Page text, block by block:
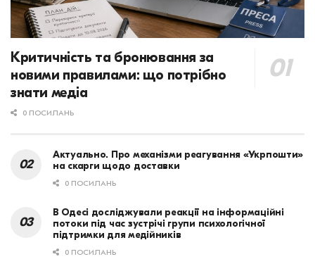
Критичність та бронювання за
новими правилами: що потрібно
знати медіа
0 ПОСИЛАНЬ
Актуально. Про механізми реагування «Укрпошти»
на скарги щодо доставки
0 ПОСИЛАНЬ
В Одесі досліджували реакції на інформаційні
потоки під час зустрічі групи психологічної
підтримки для медійників
0 ПОСИЛАНЬ